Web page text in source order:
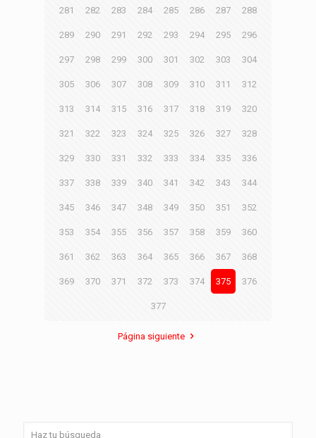
281 282 283 284 285 286 287 288
289 290 291 292 293 294 295 296
297 298 299 300 301 302 303 304
305 306 307 308 309 310 311 312
313 314 315 316 317 318 319 320
321 322 323 324 325 326 327 328
329 330 331 332 333 334 335 336
337 338 339 340 341 342 343 344
345 346 347 348 349 350 351 352
353 354 355 356 357 358 359 360
361 362 363 364 365 366 367 368
369 370 371 372 373 374 375 376
377
Página siguiente